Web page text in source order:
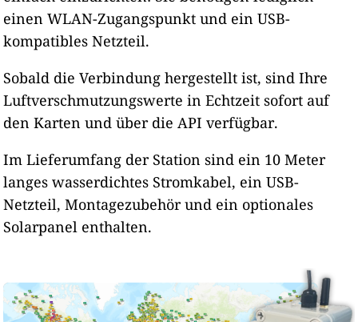
einen WLAN-Zugangspunkt und ein USB-
kompatibles Netzteil.
Sobald die Verbindung hergestellt ist, sind Ihre
Luftverschmutzungswerte in Echtzeit sofort auf
den Karten und über die API verfügbar.
Im Lieferumfang der Station sind ein 10 Meter
langes wasserdichtes Stromkabel, ein USB-
Netzteil, Montagezubehör und ein optionales
Solarpanel enthalten.